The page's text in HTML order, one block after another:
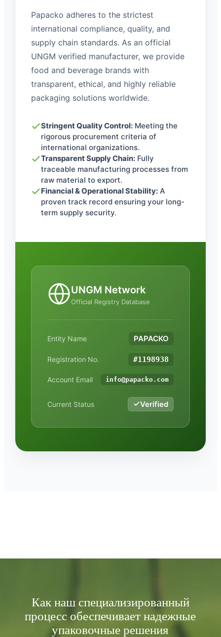
Papacko adheres to the strictest
international compliance, quality, and
supply chain standards. As an official
UNGM verified manufacturer, we provide
food and beverage brands with
transparent, ethical, and highly reliable
packaging solutions worldwide.
Stringent Quality Control: Meeting the
rigorous procurement criteria of
international organizations.
Transparent Supply Chain: Fully
traceable manufacturing processes from
raw material to export.
Financial & Operational Stability: A
proven track record ensuring your long-
term supply security.
UNGM Network
Official Registry Database
Entity Name PAPACKO
Registration No. #1198938
Account Email info@papacko.com
Current Status Verified
Как наш специализированный
процесс обеспечивает надежные
упаковочные решения